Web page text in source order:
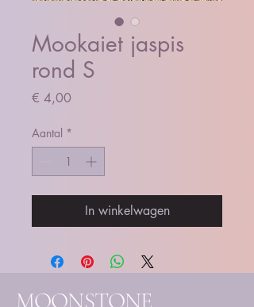
Mookaiet jaspis
rond S
€ 4,00
Aantal *
In winkelwagen
MOONSTONE